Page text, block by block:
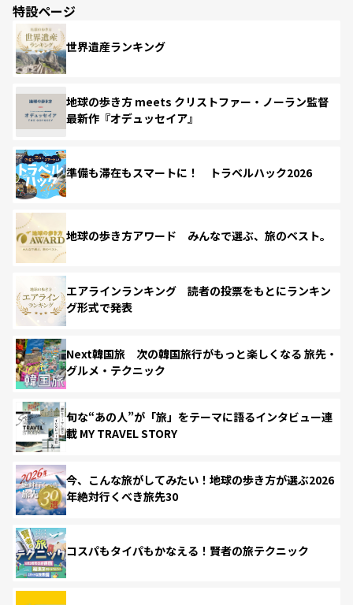
特設ページ
世界遺産ランキング
地球の歩き方 meets クリストファー・ノーラン監督
最新作『オデュッセイア』
準備も滞在もスマートに！ トラベルハック2026
地球の歩き方アワード みんなで選ぶ、旅のベスト。
エアラインランキング 読者の投票をもとにランキン
グ形式で発表
Next韓国旅 次の韓国旅行がもっと楽しくなる 旅先・
グルメ・テクニック
旬な“あの人”が「旅」をテーマに語るインタビュー連
載 MY TRAVEL STORY
今、こんな旅がしてみたい！地球の歩き方が選ぶ2026
年絶対行くべき旅先30
コスパもタイパもかなえる！賢者の旅テクニック